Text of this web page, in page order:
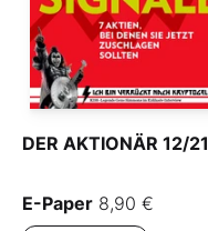
DER AKTIONÄR 12/21
E-Paper 8,90 €